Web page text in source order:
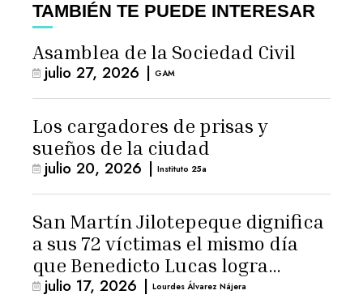
TAMBIÉN TE PUEDE INTERESAR
Asamblea de la Sociedad Civil
julio 27, 2026 | GAM
Los cargadores de prisas y
sueños de la ciudad
julio 20, 2026 | Instituto 25a
San Martín Jilotepeque dignifica
a sus 72 víctimas el mismo día
que Benedicto Lucas logra
arresto domiciliario
julio 17, 2026 | Lourdes Álvarez Nájera